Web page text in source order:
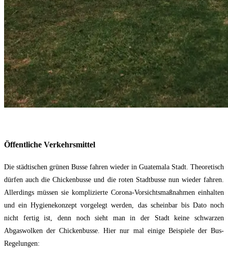
Öffentliche Verkehrsmittel
Die städtischen grünen Busse fahren wieder in Guatemala Stadt. Theoretisch
dürfen auch die Chickenbusse und die roten Stadtbusse nun wieder fahren.
Allerdings müssen sie komplizierte Corona-Vorsichtsmaßnahmen einhalten
und ein Hygienekonzept vorgelegt werden, das scheinbar bis Dato noch
nicht fertig ist, denn noch sieht man in der Stadt keine schwarzen
Abgaswolken der Chickenbusse. Hier nur mal einige Beispiele der Bus-
Regelungen: